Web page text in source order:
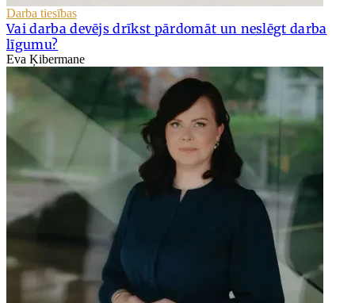
Darba tiesības
Vai darba devējs drīkst pārdomāt un neslēgt darba
līgumu?
Eva Ķibermane